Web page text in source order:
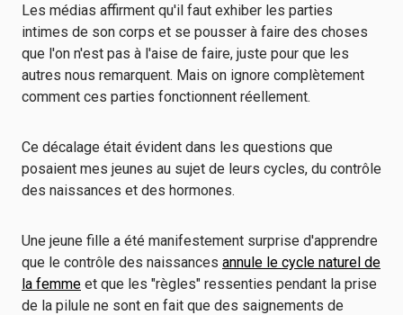
Les médias affirment qu'il faut exhiber les parties
intimes de son corps et se pousser à faire des choses
que l'on n'est pas à l'aise de faire, juste pour que les
autres nous remarquent. Mais on ignore complètement
comment ces parties fonctionnent réellement.
Ce décalage était évident dans les questions que
posaient mes jeunes au sujet de leurs cycles, du contrôle
des naissances et des hormones.
Une jeune fille a été manifestement surprise d'apprendre
que le contrôle des naissances annule le cycle naturel de
la femme et que les "règles" ressenties pendant la prise
de la pilule ne sont en fait que des saignements de